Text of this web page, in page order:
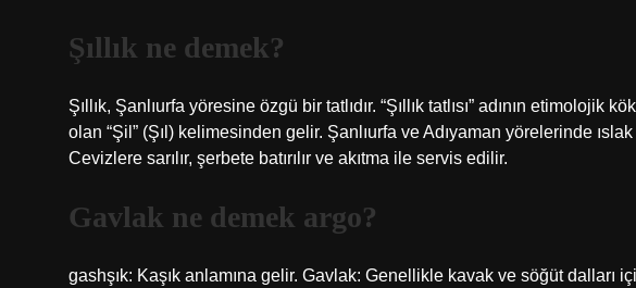
Şıllık ne demek?
Şıllık, Şanlıurfa yöresine özgü bir tatlıdır. “Şıllık tatlısı” adının etimolojik
olan “Şil” (Şıl) kelimesinden gelir. Şanlıurfa ve Adıyaman yörelerinde
Cevizlere sarılır, şerbete batırılır ve akıtma ile servis edilir.
Gavlak ne demek argo?
gashşık: Kaşık anlamına gelir. Gavlak: Genellikle kavak ve söğüt dalları